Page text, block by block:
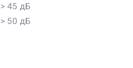
> 45 дБ
> 50 дБ